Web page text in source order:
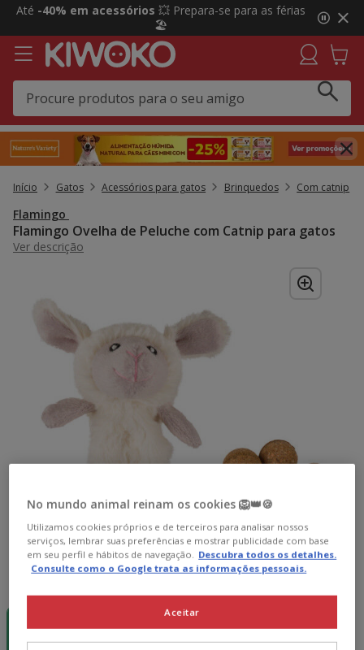
2
3,
mensagem,
Até -40% em acessórios 💥 Prepara-se para as férias
🏖️
Início Gatos Acessórios para gatos Brinquedos Com catnip
Flamingo
Flamingo Ovelha de Peluche com Catnip para gatos
Ver descrição
No mundo animal reinam os cookies 🦁👑🍪
Utilizamos cookies próprios e de terceiros para analisar nossos
serviços, lembrar suas preferências e mostrar publicidade com base
em seu perfil e hábitos de navegação. Descubra todos os detalhes.
Consulte como o Google trata as informações pessoais.
Aceitar